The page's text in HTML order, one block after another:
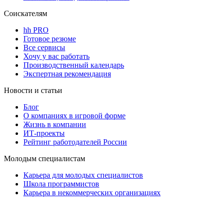
Соискателям
hh PRO
Готовое резюме
Все сервисы
Хочу у вас работать
Производственный календарь
Экспертная рекомендация
Новости и статьи
Блог
О компаниях в игровой форме
Жизнь в компании
ИТ-проекты
Рейтинг работодателей России
Молодым специалистам
Карьера для молодых специалистов
Школа программистов
Карьера в некоммерческих организациях